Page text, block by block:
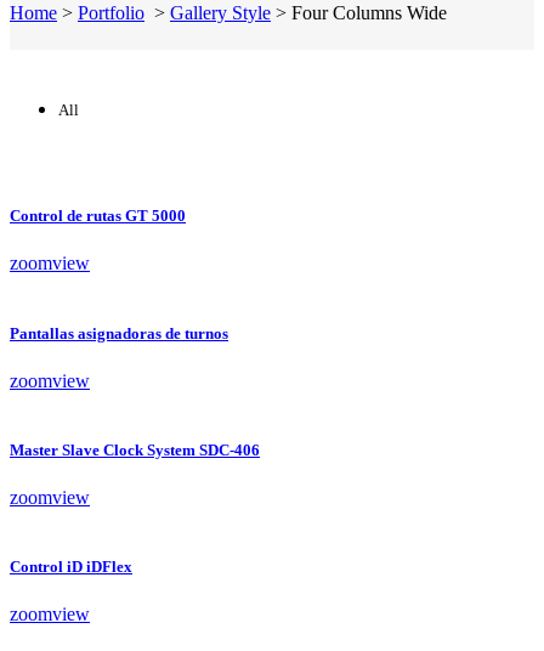
Home > Portfolio > Gallery Style > Four Columns Wide
All
Control de rutas GT 5000
zoomview
Pantallas asignadoras de turnos
zoomview
Master Slave Clock System SDC-406
zoomview
Control iD iDFlex
zoomview